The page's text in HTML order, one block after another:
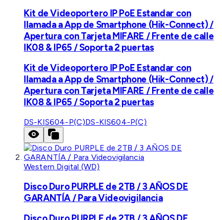
Kit de Videoportero IP PoE Estandar con
llamada a App de Smartphone (Hik-Connect) /
Apertura con Tarjeta MIFARE / Frente de calle
IK08 & IP65 / Soporta 2 puertas
Kit de Videoportero IP PoE Estandar con
llamada a App de Smartphone (Hik-Connect) /
Apertura con Tarjeta MIFARE / Frente de calle
IK08 & IP65 / Soporta 2 puertas
DS-KIS604-P(C)DS-KIS604-P(C)
Western Digital (WD)
Disco Duro PURPLE de 2TB / 3 AÑOS DE
GARANTÍA / Para Videovigilancia